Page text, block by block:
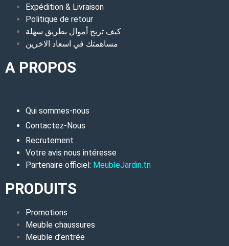
Expédition & Livraison
Politique de retour
كيف تربح أموال بطريق سهلة
مساهمتك في اسعاد الاخرين
A PROPOS
Qui sommes-nous
Contactez-Nous
Recrutement
Votre avis nous intéresse
Partenaire officiel: MeubleJardin.tn
PRODUITS
Promotions
Meuble chaussures
Meuble d’entrée